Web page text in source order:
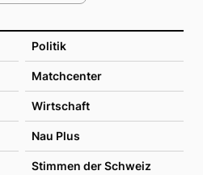
Politik
Matchcenter
Wirtschaft
Nau Plus
Stimmen der Schweiz